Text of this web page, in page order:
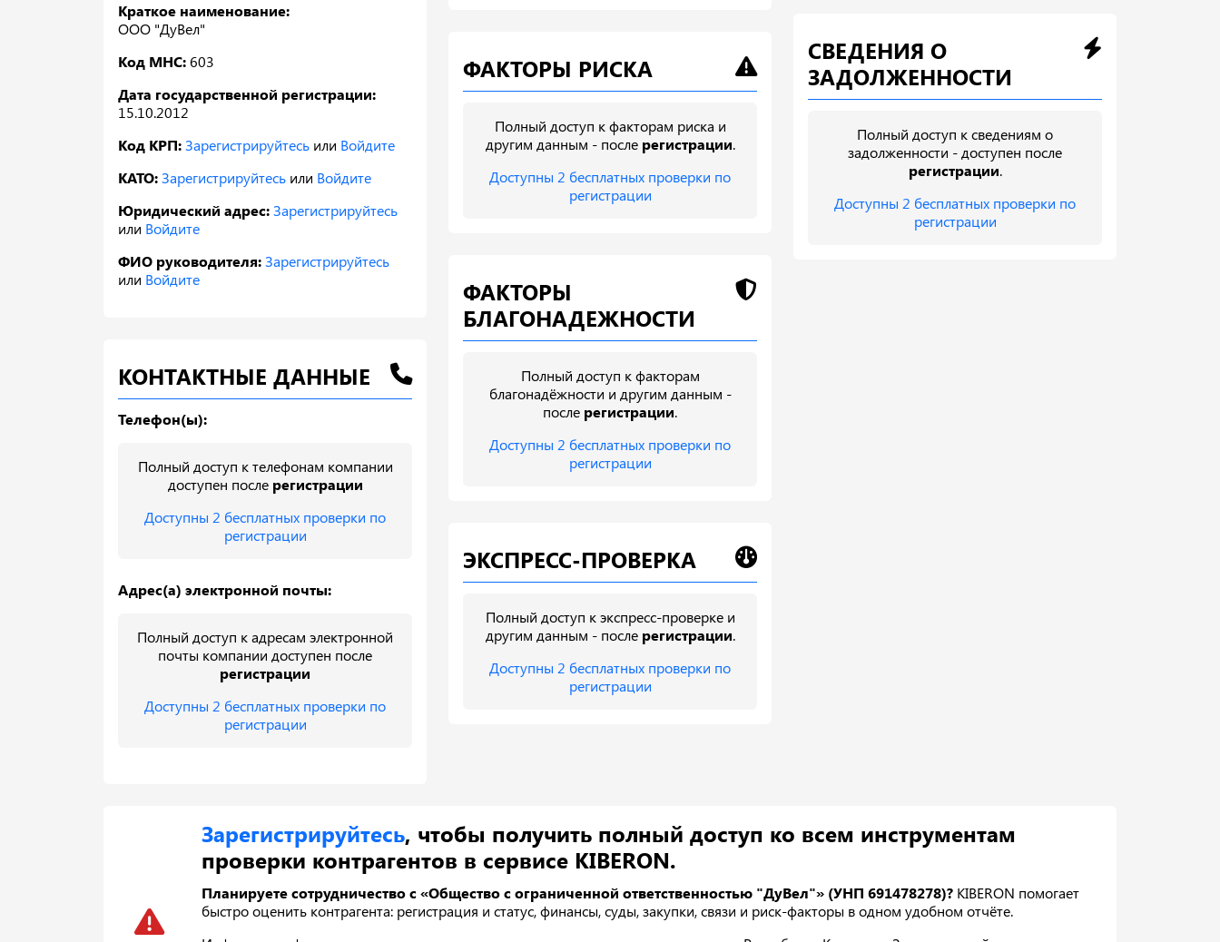
Краткое наименование:
ООО "ДуВел"
Код МНС:603
Дата государственной регистрации:
15.10.2012
Код КРП:Зарегистрируйтесь или Войдите
КАТО:Зарегистрируйтесь или Войдите
Юридический адрес:Зарегистрируйтесь
или Войдите
ФИО руководителя:Зарегистрируйтесь
или Войдите
КОНТАКТНЫЕ ДАННЫЕ
Телефон(ы):
Полный доступ к телефонам компании
доступен после регистрации
Доступны 2 бесплатных проверки по
регистрации
Адрес(а) электронной почты:
Полный доступ к адресам электронной
почты компании доступен после
регистрации
Доступны 2 бесплатных проверки по
регистрации
ФАКТОРЫ РИСКА
Полный доступ к факторам риска и
другим данным - после регистрации.
Доступны 2 бесплатных проверки по
регистрации
ФАКТОРЫ
БЛАГОНАДЕЖНОСТИ
Полный доступ к факторам
благонадёжности и другим данным -
после регистрации.
Доступны 2 бесплатных проверки по
регистрации
ЭКСПРЕСС-ПРОВЕРКА
Полный доступ к экспресс-проверке и
другим данным - после регистрации.
Доступны 2 бесплатных проверки по
регистрации
СВЕДЕНИЯ О
ЗАДОЛЖЕННОСТИ
Полный доступ к сведениям о
задолженности - доступен после
регистрации.
Доступны 2 бесплатных проверки по
регистрации
Зарегистрируйтесь, чтобы получить полный доступ ко всем инструментам
проверки контрагентов в сервисе KIBERON.
Планируете сотрудничество с «Общество с ограниченной ответственностью "ДуВел"» (УНП 691478278)? KIBERON помогает
быстро оценить контрагента: регистрация и статус, финансы, суды, закупки, связи и риск-факторы в одном удобном отчёте.